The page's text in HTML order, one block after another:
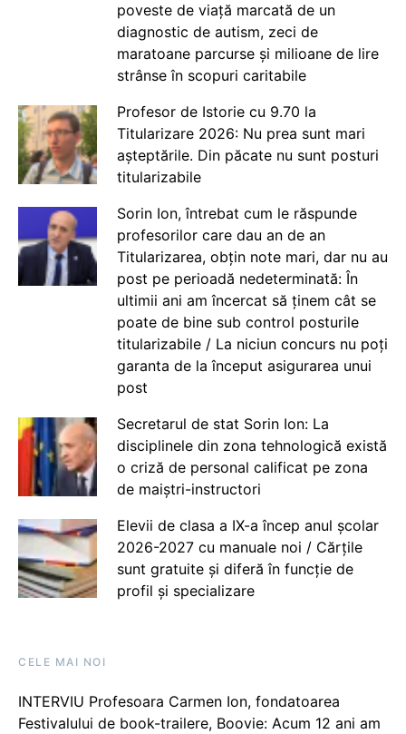
poveste de viață marcată de un
diagnostic de autism, zeci de
maratoane parcurse și milioane de lire
strânse în scopuri caritabile
Profesor de Istorie cu 9.70 la
Titularizare 2026: Nu prea sunt mari
așteptările. Din păcate nu sunt posturi
titularizabile
Sorin Ion, întrebat cum le răspunde
profesorilor care dau an de an
Titularizarea, obțin note mari, dar nu au
post pe perioadă nedeterminată: În
ultimii ani am încercat să ținem cât se
poate de bine sub control posturile
titularizabile / La niciun concurs nu poți
garanta de la început asigurarea unui
post
Secretarul de stat Sorin Ion: La
disciplinele din zona tehnologică există
o criză de personal calificat pe zona
de maiștri-instructori
Elevii de clasa a IX-a încep anul școlar
2026-2027 cu manuale noi / Cărțile
sunt gratuite și diferă în funcție de
profil și specializare
CELE MAI NOI
INTERVIU Profesoara Carmen Ion, fondatoarea
Festivalului de book-trailere, Boovie: Acum 12 ani am